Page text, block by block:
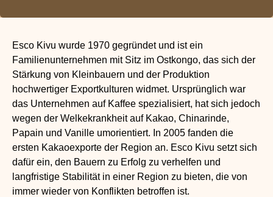
Esco Kivu wurde 1970 gegründet und ist ein
Familienunternehmen mit Sitz im Ostkongo, das sich der
Stärkung von Kleinbauern und der Produktion
hochwertiger Exportkulturen widmet. Ursprünglich war
das Unternehmen auf Kaffee spezialisiert, hat sich jedoch
wegen der Welkekrankheit auf Kakao, Chinarinde,
Papain und Vanille umorientiert. In 2005 fanden die
ersten Kakaoexporte der Region an. Esco Kivu setzt sich
dafür ein, den Bauern zu Erfolg zu verhelfen und
langfristige Stabilität in einer Region zu bieten, die von
immer wieder von Konflikten betroffen ist.